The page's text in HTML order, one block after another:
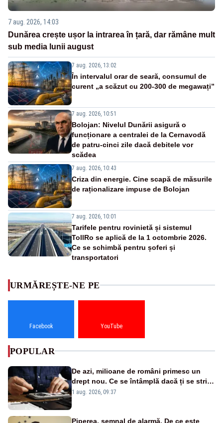
7 aug. 2026, 14:03
Dunărea crește ușor la intrarea în țară, dar rămâne mult
sub media lunii august
7 aug. 2026, 13:02
În intervalul orar de seară, consumul de
curent „a scăzut cu 200-300 de megawați”
7 aug. 2026, 10:51
Bolojan: Nivelul Dunării asigură o
funcționare a centralei de la Cernavodă
de patru-cinci zile dacă debitele vor
scădea
7 aug. 2026, 10:43
Criza din energie. Cine scapă de măsurile
de raționalizare impuse de Bolojan
7 aug. 2026, 10:01
Tarifele pentru rovinietă și sistemul
TollRo se aplică de la 1 octombrie 2026.
Ce se schimbă pentru șoferi și
transportatori
URMĂREȘTE-NE PE
Facebook YouTube
POPULAR
De azi, milioane de români primesc un
drept nou. Ce se întâmplă dacă ți se strică
un produs
1 aug. 2026, 09:37
Piperea, semnal de alarmă. De ce este